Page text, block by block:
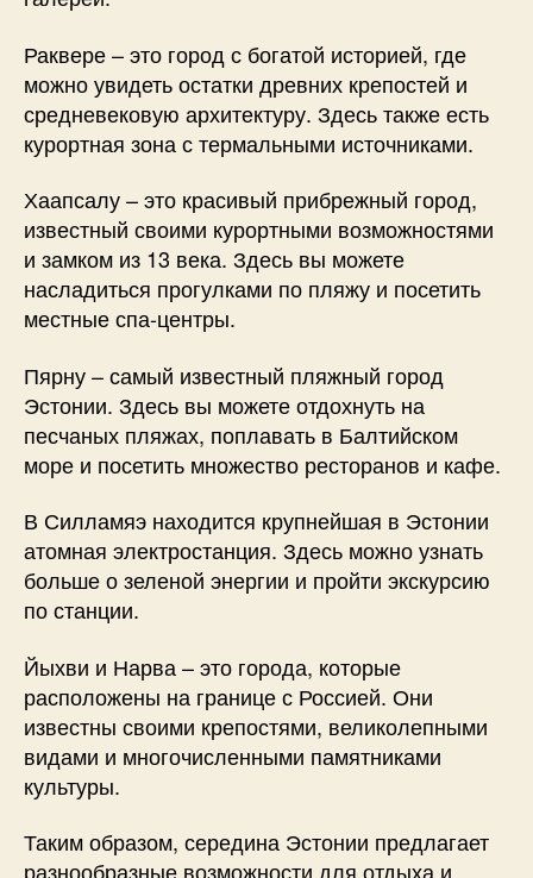
Раквере – это город с богатой историей, где
можно увидеть остатки древних крепостей и
средневековую архитектуру. Здесь также есть
курортная зона с термальными источниками.
Хаапсалу – это красивый прибрежный город,
известный своими курортными возможностями
и замком из 13 века. Здесь вы можете
насладиться прогулками по пляжу и посетить
местные спа-центры.
Пярну – самый известный пляжный город
Эстонии. Здесь вы можете отдохнуть на
песчаных пляжах, поплавать в Балтийском
море и посетить множество ресторанов и кафе.
В Силламяэ находится крупнейшая в Эстонии
атомная электростанция. Здесь можно узнать
больше о зеленой энергии и пройти экскурсию
по станции.
Йыхви и Нарва – это города, которые
расположены на границе с Россией. Они
известны своими крепостями, великолепными
видами и многочисленными памятниками
культуры.
Таким образом, середина Эстонии предлагает
разнообразные возможности для отдыха и